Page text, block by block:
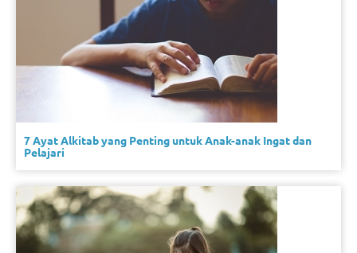
7 Ayat Alkitab yang Penting untuk Anak-anak Ingat dan
Pelajari